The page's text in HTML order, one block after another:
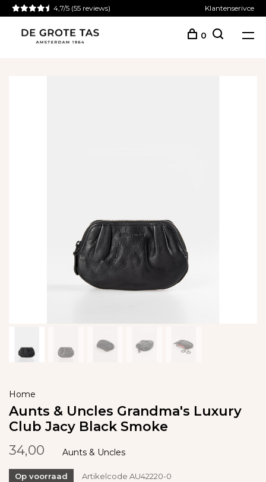
4,7/5 (55 reviews) Klantenserivce
0
Home
Aunts & Uncles Grandma's Luxury
Club Jacy Black Smoke
34,00
Aunts & Uncles
Op voorraad Artikelcode AU42220-0